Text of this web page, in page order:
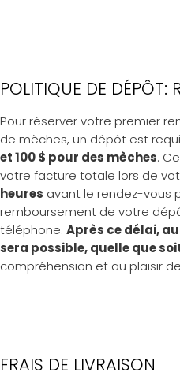
POLITIQUE DE DÉPÔT:
Pour réserver votre premier
de mèches, un dépôt est
et 100 $ pour des mèches.
votre facture totale lors de
heures avant le rendez-vous
remboursement de votre
téléphone. Après ce délai,
sera possible, quelle que
compréhension et au plaisir
FRAIS DE LIVRAISON